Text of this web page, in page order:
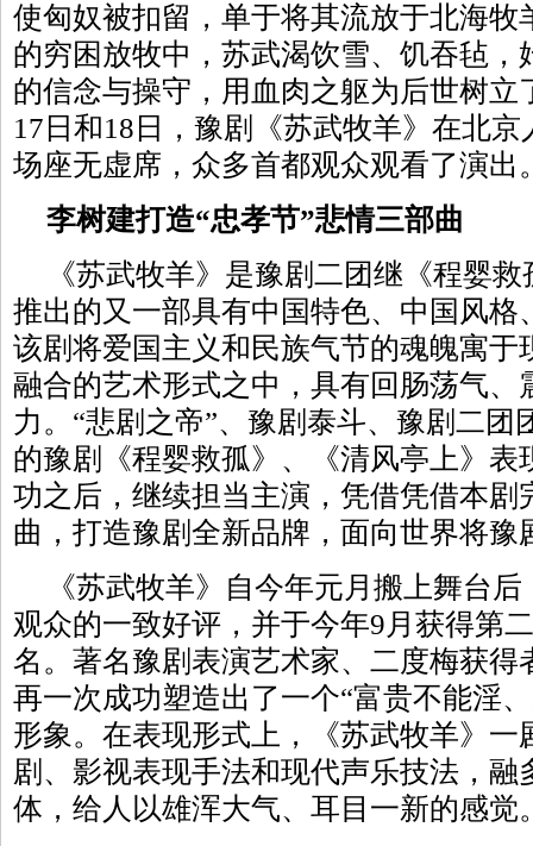
使匈奴被扣留，单于将其流放于北海牧
的穷困放牧中，苏武渴饮雪、饥吞毡，
的信念与操守，用血肉之躯为后世树立
17日和18日，豫剧《苏武牧羊》在北
场座无虚席，众多首都观众观看了演出
李树建打造“忠孝节”悲情三部曲
《苏武牧羊》是豫剧二团继《程婴
推出的又一部具有中国特色、中国风格
该剧将爱国主义和民族气节的魂魄寓于
融合的艺术形式之中，具有回肠荡气、
力。“悲剧之帝”、豫剧泰斗、豫剧二团
的豫剧《程婴救孤》、《清风亭上》表
功之后，继续担当主演，凭借凭借本剧
曲，打造豫剧全新品牌，面向世界将豫
《苏武牧羊》自今年元月搬上舞台
观众的一致好评，并于今年9月获得第
名。著名豫剧表演艺术家、二度梅获得
再一次成功塑造出了一个“富贵不能淫
形象。在表现形式上，《苏武牧羊》一
剧、影视表现手法和现代声乐技法，
体，给人以雄浑大气、耳目一新的感觉